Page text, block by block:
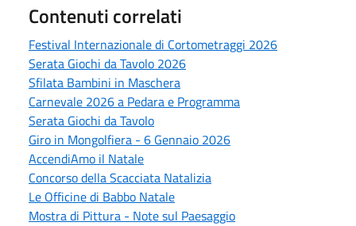
Contenuti correlati
Festival Internazionale di Cortometraggi 2026
Serata Giochi da Tavolo 2026
Sfilata Bambini in Maschera
Carnevale 2026 a Pedara e Programma
Serata Giochi da Tavolo
Giro in Mongolfiera - 6 Gennaio 2026
AccendiAmo il Natale
Concorso della Scacciata Natalizia
Le Officine di Babbo Natale
Mostra di Pittura - Note sul Paesaggio